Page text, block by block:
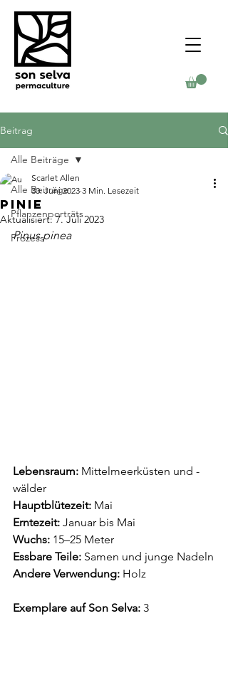
Beitrag
Alle Beiträge
Pflanzenporträts
Prozess
Alle Beiträge
Pinie
Scarlet Allen
30. Juni 2023 3 Min. Lesezeit
Aktualisiert:7. Juli 2023
Pinus pinea
Lebensraum: Mittelmeerküsten und -
wälder
Hauptblütezeit: Mai
Erntezeit: Januar bis Mai
Wuchs: 15–25 Meter
Essbare Teile: Samen und junge Nadeln
Andere Verwendung: Holz
Exemplare auf Son Selva: 3